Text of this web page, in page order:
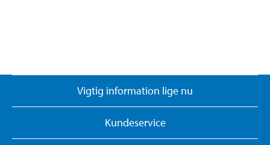
Vigtig information lige nu
Kundeservice